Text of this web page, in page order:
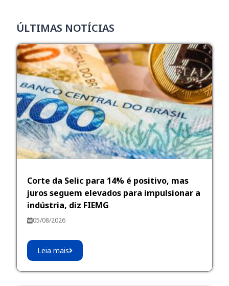
ÚLTIMAS NOTÍCIAS
Corte da Selic para 14% é positivo, mas
juros seguem elevados para impulsionar a
indústria, diz FIEMG
05/08/2026
Leia mais